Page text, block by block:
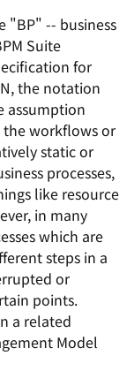
"BP" -- business
Suite
for
the notation
assumption
the workflows or
static or
processes,
like resource
in many
which are
steps in a
or
points.
a related
Model